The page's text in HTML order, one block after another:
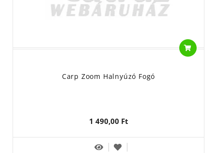
Carp Zoom Halnyúzó Fogó
1 490,00 Ft